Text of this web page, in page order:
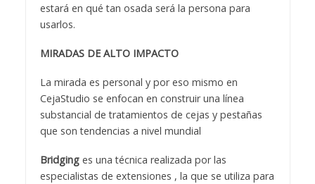
estará en qué tan osada será la persona para
usarlos.
MIRADAS DE ALTO IMPACTO
La mirada es personal y por eso mismo en
CejaStudio se enfocan en construir una línea
substancial de tratamientos de cejas y pestañas
que son tendencias a nivel mundial
Bridginges una técnica realizada por las
especialistas de extensiones , la que se utiliza para